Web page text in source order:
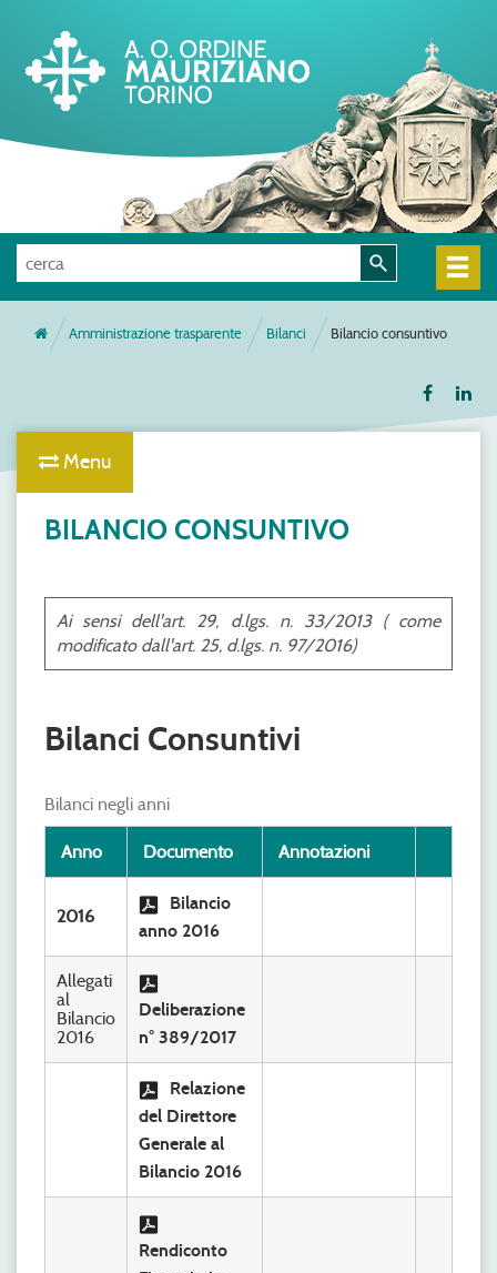
Amministrazione trasparente Bilanci Bilancio consuntivo
Menu
BILANCIO CONSUNTIVO
Ai sensi dell'art. 29, d.lgs. n. 33/2013 ( come
modificato dall'art. 25, d.lgs. n. 97/2016)
Bilanci Consuntivi
Bilanci negli anni
Anno Documento Annotazioni
2016
Bilancio
anno 2016
Allegati
al
Bilancio
2016
Deliberazione
n° 389/2017
Relazione
del Direttore
Generale al
Bilancio 2016
Rendiconto